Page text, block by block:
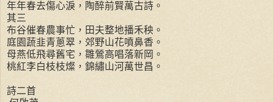
年年春去傷心淚，陶醉前賢萬古詩。
其三
布谷催春農事忙，田夫整地播禾秧。
庭園蔬韭青蔥翠，郊野山花噴鼻香。
母燕低飛尋舊宅，雛鶯高唱落新岡。
桃紅李白枝枝燦，錦繡山河萬世昌。
詩二首